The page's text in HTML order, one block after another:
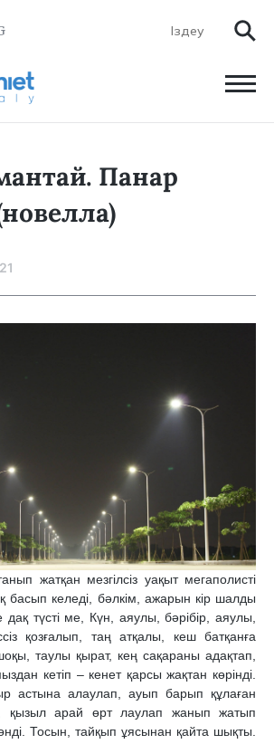
Панар
жатқан мезгілсіз уақыт мегаполисті
басып келеді, бәлкім, ажарын кір шалды
дақ түсті ме, Күн, аяулы, бәрібір, аяулы,
қозғалып, таң атқалы, кеш батқанға
таулы қырат, кең сақараны адақтап,
кетіп – кенет қарсы жақтан көрінді.
астына алаулап, ауып барып құлаған
қызыл арай өрт лаулап жанып жатып
Тосын, тайқып ұясынан қайта шықты.